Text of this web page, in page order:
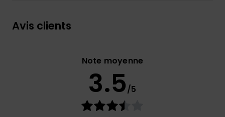
Avis clients
Note moyenne
3.5/5